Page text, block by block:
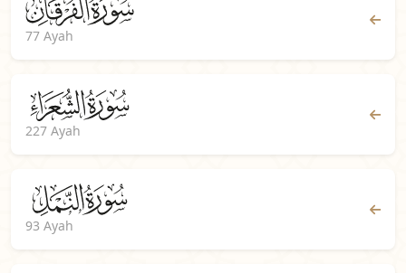
77 Ayah
227 Ayah
93 Ayah